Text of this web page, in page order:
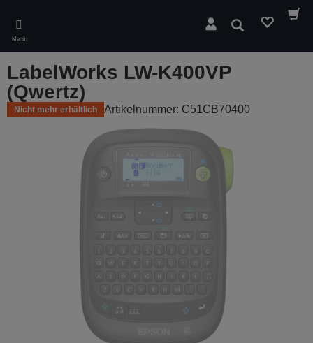
main
content
Menü
Suchen
LabelWorks LW-K400VP
(Qwertz)
Nicht mehr erhältlich Artikelnummer: C51CB70400